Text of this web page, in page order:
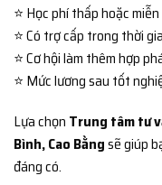
⭐ Học phí thấp hoặc
⭐ Có trợ cấp trong thời
⭐ Cơ hội làm thêm hợp
⭐ Mức lương sau tốt
Lựa chọn Trung tâm tư
Bình, Cao Bằngsẽ giúp
đáng có.